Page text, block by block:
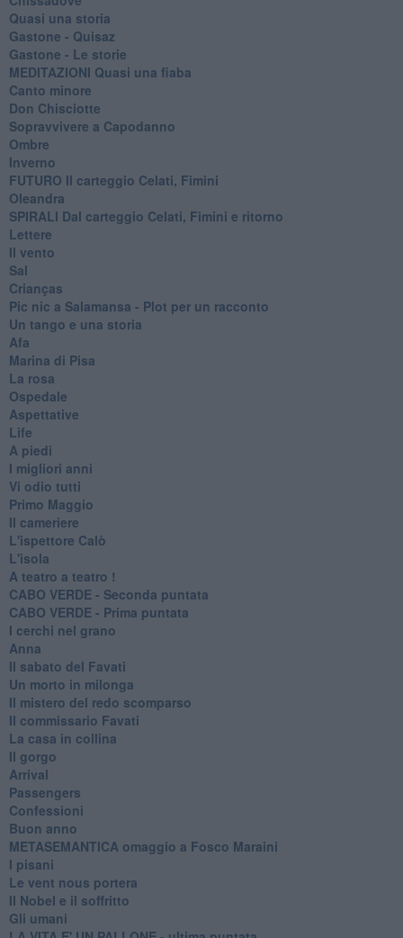
Quasi una storia
Gastone - Quisaz
Gastone - Le storie
MEDITAZIONI Quasi una fiaba
Canto minore
Don Chisciotte
Sopravvivere a Capodanno
Ombre
Inverno
FUTURO Il carteggio Celati, Fimini
Oleandra
SPIRALI Dal carteggio Celati, Fimini e ritorno
Lettere
Il vento
Sal
Crianças
Pic nic a Salamansa - Plot per un racconto
Un tango e una storia
Afa
Marina di Pisa
La rosa
Ospedale
Aspettative
Life
A piedi
I migliori anni
Vi odio tutti
Primo Maggio
Il cameriere
L'ispettore Calò
L'isola
A teatro a teatro !
CABO VERDE - Seconda puntata
CABO VERDE - Prima puntata
I cerchi nel grano
Anna
Il sabato del Favati
Un morto in milonga
Il mistero del redo scomparso
Il commissario Favati
La casa in collina
Il gorgo
Arrival
Passengers
Confessioni
Buon anno
METASEMANTICA omaggio a Fosco Maraini
I pisani
Le vent nous portera
Il Nobel e il soffritto
Gli umani